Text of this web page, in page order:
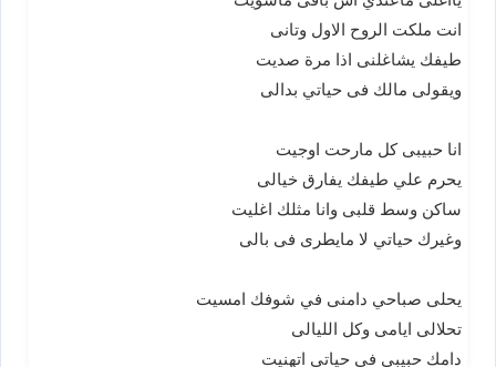
انت ملكت الروح الاول وتانى
طيفك يشاغلنى اذا مرة صديت
ويقولى مالك فى حياتي بدالى
انا حبيبى كل مارحت اوجيت
يحرم علي طيفك يفارق خيالى
ساكن وسط قلبى وانا مثلك اغليت
وغيرك حياتي لا مايطرى فى بالى
يحلى صباحي دامنى في شوفك امسيت
تحلالى ايامى وكل الليالى
دامك حبيبي فى حياتى اتهنيت